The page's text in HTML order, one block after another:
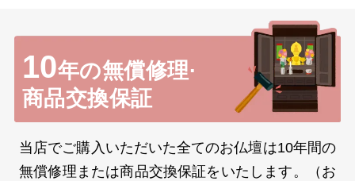
10年の無償修理·
商品交換保証
当店でご購入いただいた全てのお仏壇は10年間の
無償修理または商品交換保証をいたします。（お